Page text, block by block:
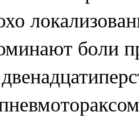
боли